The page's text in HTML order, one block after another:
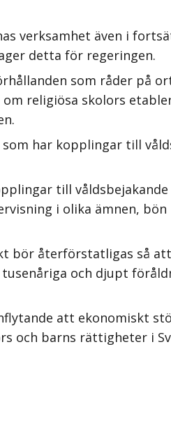
verksamhet även i
detta för regeringen.
som råder på
religiösa skolors
har kopplingar till
till
i olika ämnen,
bör återförstatligas så
och djupt
att ekonomiskt
och barns rättigheter i